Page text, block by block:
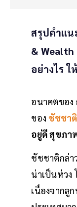
สรุปคำแน
&
อย่างไร
อนาคตของ
ของ ชัชชา
อยู่ดี สุขภา
ชัชชาติกล่า
น่าเป็นห่วง
เนื่องจากลู